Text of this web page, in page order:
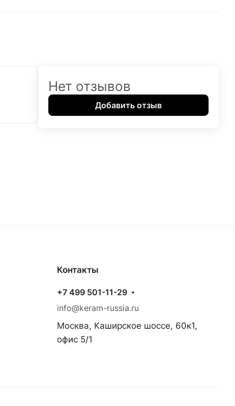
Нет отзывов
Добавить отзыв
Контакты
+7 499 501-11-29
info@keram-russia.ru
Москва, Каширское шоссе, 60к1,
офис 5/1